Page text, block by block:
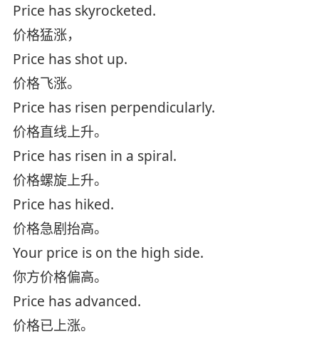
Price has skyrocketed.
价格猛涨，
Price has shot up.
价格飞涨。
Price has risen perpendicularly.
价格直线上升。
Price has risen in a spiral.
价格螺旋上升。
Price has hiked.
价格急剧抬高。
Your price is on the high side.
你方价格偏高。
Price has advanced.
价格已上涨。